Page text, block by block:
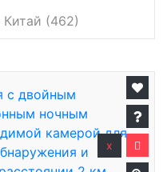
Китай (462)
x